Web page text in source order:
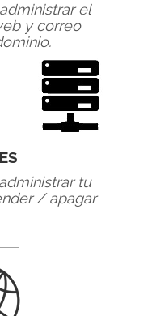
el
y correo
tu
/ apagar